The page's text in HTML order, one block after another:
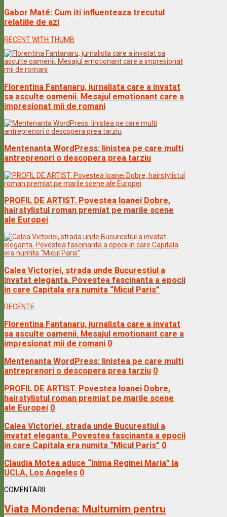
Gabor Maté: Cum iti influenteaza trecutul
relatiile de azi
RECENT WITH THUMB
Florentina Fantanaru, jurnalista care a invatat
sa asculte oamenii. Mesajul emotionant care a
impresionat mii de romani
Mentenanta WordPress: linistea pe care multi
antreprenori o descopera prea tarziu
PROFIL DE ARTIST. Povestea Ioanei Dobre,
hairstylistul roman premiat pe marile scene
ale Europei
Calea Victoriei, strada unde Bucurestiul a
invatat eleganta. Povestea fascinanta a epocii
in care Capitala era numita “Micul Paris”
RECENTE
Florentina Fantanaru, jurnalista care a invatat
sa asculte oamenii. Mesajul emotionant care a
impresionat mii de romani 0
Mentenanta WordPress: linistea pe care multi
antreprenori o descopera prea tarziu 0
PROFIL DE ARTIST. Povestea Ioanei Dobre,
hairstylistul roman premiat pe marile scene
ale Europei 0
Calea Victoriei, strada unde Bucurestiul a
invatat eleganta. Povestea fascinanta a epocii
in care Capitala era numita “Micul Paris” 0
Claudia Motea aduce “Inima Reginei Maria” la
UCLA, Los Angeles 0
COMENTARII
Viata Mondena: Multumim pentru